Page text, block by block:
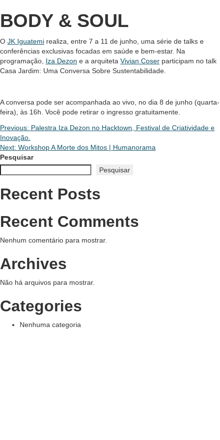
BODY & SOUL
O JK Iguatemi realiza, entre 7 a 11 de junho, uma série de talks e
conferências exclusivas focadas em saúde e bem-estar. Na
programação, Iza Dezon e a arquiteta Vivian Coser participam no talk
Casa Jardim: Uma Conversa Sobre Sustentabilidade.
A conversa pode ser acompanhada ao vivo, no dia 8 de junho (quarta-
feira), às 16h. Você pode retirar o ingresso gratuitamente.
Navegação
de
Post
Previous: Palestra Iza Dezon no Hacktown, Festival de Criatividade e
Inovação.
Next: Workshop A Morte dos Mitos | Humanorama
Pesquisar
Pesquisar
Recent Posts
Recent Comments
Nenhum comentário para mostrar.
Archives
Não há arquivos para mostrar.
Categories
Nenhuma categoria